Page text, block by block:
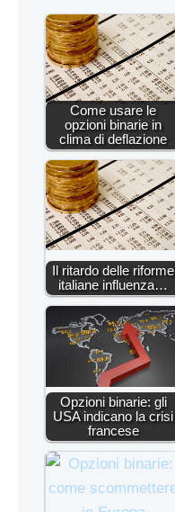
Come usare le
opzioni binarie in
clima di deflazione
Il ritardo delle riforme
italiane influenza…
Opzioni binarie: gli
USA indicano la crisi
francese